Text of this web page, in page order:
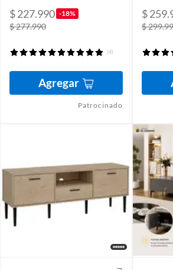
$ 227.990 -18%
$ 277.990
(4)
Agregar
Patrocinado
$
$